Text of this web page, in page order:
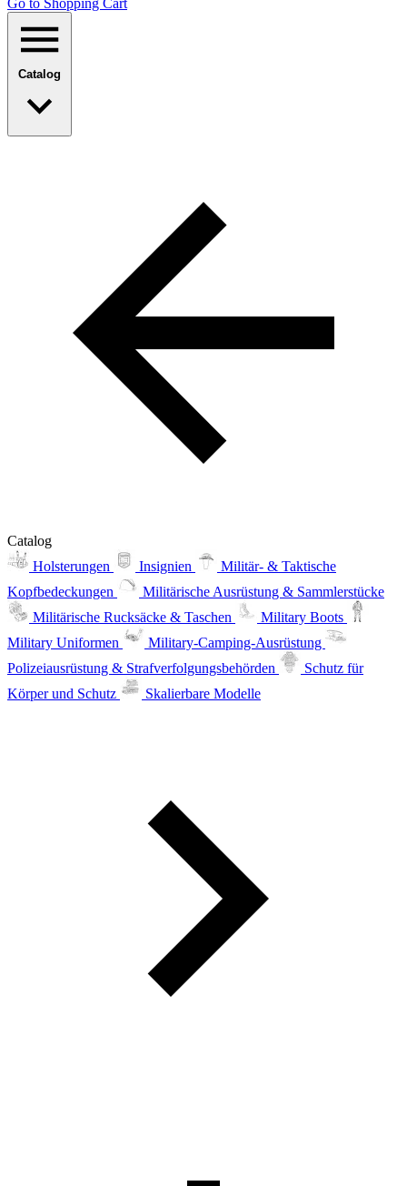
Go to Shopping Сart
Catalog
Catalog
Holsterungen
Insignien
Militär- & Taktische
Kopfbedeckungen
Militärische Ausrüstung & Sammlerstücke
Militärische Rucksäcke & Taschen
Military Boots
Military Uniformen
Military-Camping-Ausrüstung
Polizeiausrüstung & Strafverfolgungsbehörden
Schutz für
Körper und Schutz
Skalierbare Modelle